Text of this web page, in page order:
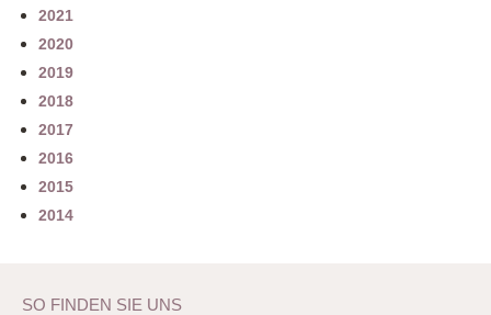
2021
2020
2019
2018
2017
2016
2015
2014
SO FINDEN SIE UNS